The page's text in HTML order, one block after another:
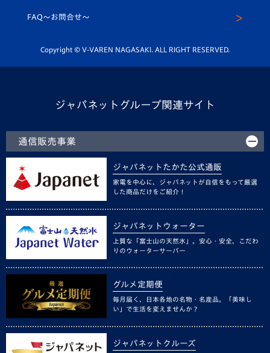
平和祈念活動
ホームタウン活動
スクール
FAQ〜お問合せ〜
Copyright © V-VAREN NAGASAKI. ALL RIGHT RESERVED.
ジャパネットグループ関連サイト
通信販売事業
ジャパネットたかた公式通販
家電を中心に、ジャパネットが自信をもって厳選
した商品だけをご紹介！
ジャパネットウォーター
上質な「富士山の天然水」。安心・安全、こだわ
りのウォーターサーバー
グルメ定期便
毎月届く、日本各地の名物・名産品。「美味し
い」で生活を変えませんか？
ジャパネットクルーズ